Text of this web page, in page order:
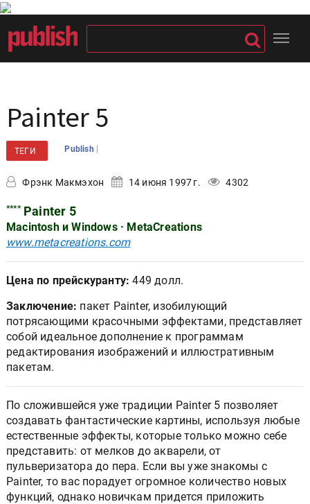
Painter 5
ТЕГИ Publish |
Фрэнк Макмэхон 14 июня 1997 г. 4302
****Painter 5
Macintosh и Windows · MetaCreations
www.metacreations.com
Цена по прейскуранту: 449 долл.
Заключение: пакет Painter, изобилующий
потрясающими красочными эффектами, представляет
собой идеальное дополнение к программам
редактирования изображений и иллюстративным
пакетам.
По сложившейся уже традиции Painter 5 позволяет
создавать фантастические картины, используя любые
естественные эффекты, которые только можно себе
представить: от мелков до акварели, от
пульверизатора до пера. Если вы уже знакомы с
Painter, то вас порадует огромное количество новых
функций, однако новичкам придется приложить